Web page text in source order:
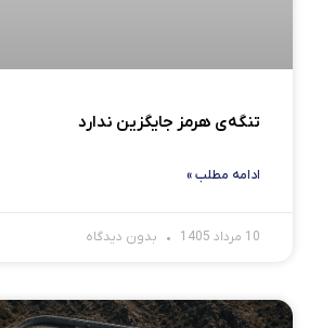
تنگه‌ی هرمز جایگزین ندارد
ادامه مطلب »
10 مرداد 1405 بدون دیدگاه